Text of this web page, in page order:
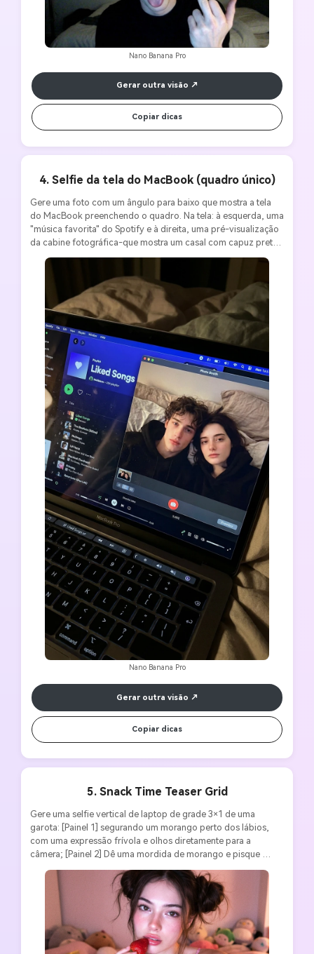
Nano Banana Pro
Gerar outra visão
Copiar dicas
4. Selfie da tela do MacBook (quadro único)
Gere uma foto com um ângulo para baixo que mostra a tela
do MacBook preenchendo o quadro. Na tela: à esquerda, uma
"música favorita" do Spotify e à direita, uma pré-visualização
da cabine fotográfica-que mostra um casal com capuz preto
reclinado na cama. Seus rostos são totalmente visíveis,
Detalhes: Tira de teclado na parte inferior, tela reflexiva,
dobra de tecido macio, gradiente de pele realista, sujeira leve
no vidro. Estilo: Ultra-realista HD, estética autêntica de
filmagem de iPhone tarde da noite. Os caracteres devem
corresponder exatamente à referência de entrada.
Nano Banana Pro
Gerar outra visão
Copiar dicas
5. Snack Time Teaser Grid
Gere uma selfie vertical de laptop de grade 3×1 de uma
garota: [Painel 1] segurando um morango perto dos lábios,
com uma expressão frívola e olhos diretamente para a
câmera; [Painel 2] Dê uma mordida de morango e pisque
brincalhão para a câmera; [Painel 3] Lamber os lábios com um
sorriso satisfeito e fazer um gesto de coração com as mãos.
Aparência consistente: camisola bonita com borda de renda,
tranças bagunçadas ou coque espacial, lábios lisos que
capturam a luz da tela, maquiagem natural. Cena: Quarto
acolhedor com lanches e doces visíveis ao fundo. Estilo: foco
suave, iluminação cor doce (rosa/pêssego), ligeiramente